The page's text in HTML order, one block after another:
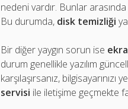
nedeni vardır. Bunlar
Bu durumda, disk temizliği
Bir diğer yaygın sorun ise
durum genellikle yazılım
karşılaşırsanız,
servisi ile iletişime geçmekte